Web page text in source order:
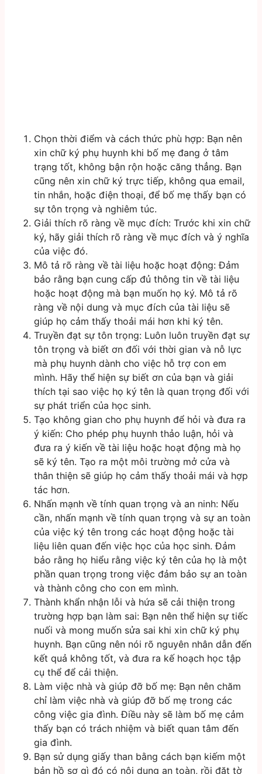
Chọn thời điểm và cách thức phù hợp: Bạn nên
xin chữ ký phụ huynh khi bố mẹ đang ở tâm
trạng tốt, không bận rộn hoặc căng thẳng. Bạn
cũng nên xin chữ ký trực tiếp, không qua email,
tin nhắn, hoặc điện thoại, để bố mẹ thấy bạn có
sự tôn trọng và nghiêm túc.
Giải thích rõ ràng về mục đích: Trước khi xin chữ
ký, hãy giải thích rõ ràng về mục đích và ý nghĩa
của việc đó.
Mô tả rõ ràng về tài liệu hoặc hoạt động: Đảm
bảo rằng bạn cung cấp đủ thông tin về tài liệu
hoặc hoạt động mà bạn muốn họ ký. Mô tả rõ
ràng về nội dung và mục đích của tài liệu sẽ
giúp họ cảm thấy thoải mái hơn khi ký tên.
Truyền đạt sự tôn trọng: Luôn luôn truyền đạt sự
tôn trọng và biết ơn đối với thời gian và nỗ lực
mà phụ huynh dành cho việc hỗ trợ con em
mình. Hãy thể hiện sự biết ơn của bạn và giải
thích tại sao việc họ ký tên là quan trọng đối với
sự phát triển của học sinh.
Tạo không gian cho phụ huynh để hỏi và đưa ra
ý kiến: Cho phép phụ huynh thảo luận, hỏi và
đưa ra ý kiến về tài liệu hoặc hoạt động mà họ
sẽ ký tên. Tạo ra một môi trường mở cửa và
thân thiện sẽ giúp họ cảm thấy thoải mái và hợp
tác hơn.
Nhấn mạnh về tính quan trọng và an ninh: Nếu
cần, nhấn mạnh về tính quan trọng và sự an toàn
của việc ký tên trong các hoạt động hoặc tài
liệu liên quan đến việc học của học sinh. Đảm
bảo rằng họ hiểu rằng việc ký tên của họ là một
phần quan trọng trong việc đảm bảo sự an toàn
và thành công cho con em mình.
Thành khẩn nhận lỗi và hứa sẽ cải thiện trong
trường hợp bạn làm sai: Bạn nên thể hiện sự tiếc
nuối và mong muốn sửa sai khi xin chữ ký phụ
huynh. Bạn cũng nên nói rõ nguyên nhân dẫn đến
kết quả không tốt, và đưa ra kế hoạch học tập
cụ thể để cải thiện.
Làm việc nhà và giúp đỡ bố mẹ: Bạn nên chăm
chỉ làm việc nhà và giúp đỡ bố mẹ trong các
công việc gia đình. Điều này sẽ làm bố mẹ cảm
thấy bạn có trách nhiệm và biết quan tâm đến
gia đình.
Bạn sử dụng giấy than bằng cách bạn kiếm một
bản hồ sơ gì đó có nội dung an toàn, rồi đặt tờ